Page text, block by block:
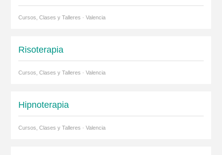
Cursos, Clases y Talleres · Valencia
Risoterapia
Cursos, Clases y Talleres · Valencia
Hipnoterapia
Cursos, Clases y Talleres · Valencia